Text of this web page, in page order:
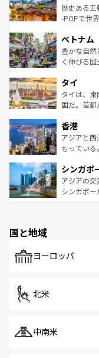
ビング、
い。オース
参照してほ
と山間の
驚きをもた
容にもいい
照してほし
歴史ある
-POPで世
き、地方に
できる。
まで、さ
リティに包
覧を参照し
ベトナム
豊かな自
く伸びる
急速な発展
ーチミン市
醸し出し
とつ。フォ
ひ現地で
が旅行者
参照してほ
タイ
タイは、東
国だ。首
の活気が交
帯で自然
いビーチ
激する。気
が待って
た文化、
香港
アジアと
もってい
み、どこを
ており、
うな絶景
シンガポ
アジアの
シンガポ
で、ホーカ
国と地域
ヨーロッパ
北米
中南米